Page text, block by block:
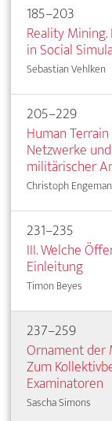
185–203
Reality
in Social
Sebastian Vehlken
205–229
Human
Netzwerke
militärischer
Christoph
231–235
III. Welche
Einleitung
Timon Beyes
237–259
Ornament der
Zum
Examinatoren
Sascha Simons